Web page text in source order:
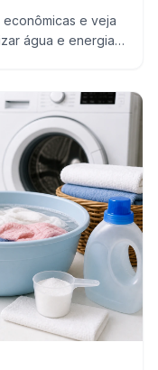
econômicas e veja
água e energia